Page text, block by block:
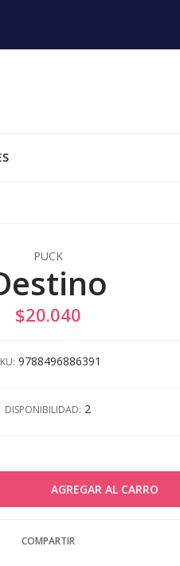
PUCK
$20.040
9788496886391
DISPONIBILIDAD: 2
COMPARTIR